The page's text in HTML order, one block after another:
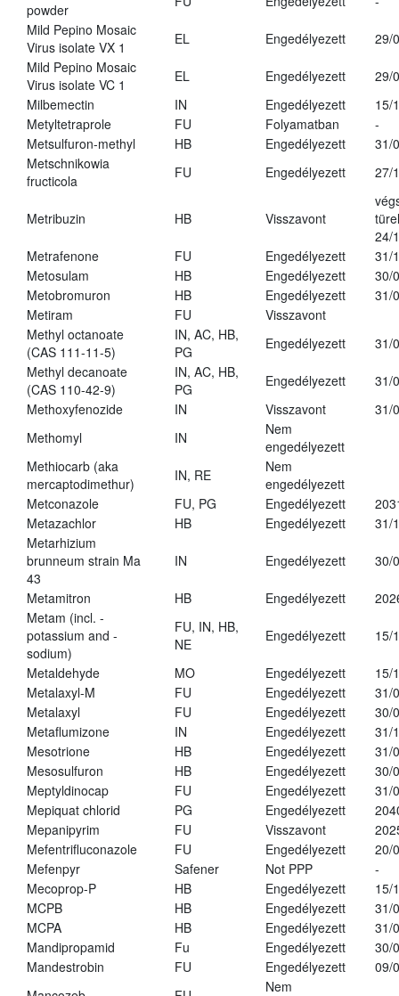
powder
Mild Pepino Mosaic
Virus isolate VX 1
EL Engedélyezett
29/
Mild Pepino Mosaic
Virus isolate VC 1
EL Engedélyezett
29/
Milbemectin
IN Engedélyezett
15/
Metyltetraprole
FU Folyamatban
-
Metsulfuron-methyl
HB Engedélyezett
31/
Metschnikowia
fructicola
FU Engedélyezett 27/
Metribuzin HB Visszavont
24/
Metrafenone
FU Engedélyezett
31/
Metosulam
HB Engedélyezett
30/
Metobromuron
HB Engedélyezett
31/
Metiram
FU
Visszavont
Methyl octanoate
(CAS 111-11-5)
IN, AC, HB,
PG
Engedélyezett
31/
Methyl decanoate
(CAS 110-42-9)
IN, AC, HB,
PG
Engedélyezett
31/
Methoxyfenozide
IN Visszavont
31/
Methomyl
IN
Nem
engedélyezett
Methiocarb (aka
mercaptodimethur)
IN, RE
Nem
engedélyezett
Metconazole
FU, PG Engedélyezett
Metazachlor
HB Engedélyezett
31/
Metarhizium
brunneum strain Ma
43
IN Engedélyezett 30/
Metamitron HB Engedélyezett
Metam (incl. -
potassium and -
sodium)
FU, IN, HB,
NE
Engedélyezett 15/
Metaldehyde MO Engedélyezett
15/
Metalaxyl-M
FU Engedélyezett
31/
Metalaxyl
FU Engedélyezett
30/
Metaflumizone
IN Engedélyezett
31/
Mesotrione
HB Engedélyezett
31/
Mesosulfuron
HB Engedélyezett
30/
Meptyldinocap
FU Engedélyezett
31/
Mepiquat chlorid
PG Engedélyezett
Mepanipyrim
FU Visszavont
Mefentrifluconazole
FU Engedélyezett
20/
Mefenpyr
Safener Not PPP
-
Mecoprop-P
HB Engedélyezett
15/
MCPB
HB Engedélyezett
31/
MCPA
HB Engedélyezett
31/
Mandipropamid
Fu Engedélyezett
30/
Mandestrobin
FU Engedélyezett
09/
Nem